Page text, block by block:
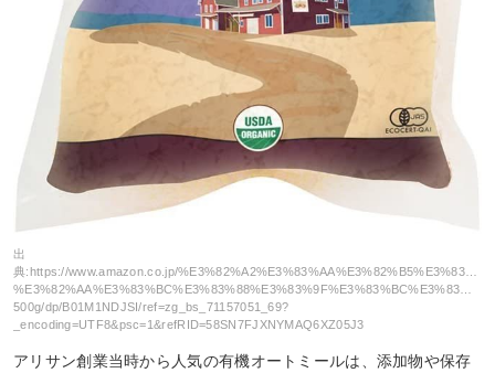
出
典:https://www.amazon.co.jp/
%E3%82%AA%E3%83%BC%E3%83%88%E3%83%9F%E3%83%BC%E3%83%AB-
500g/dp/B01M1NDJSI/ref=zg_bs_71157051_69?
_encoding=UTF8&psc=1&refRID=58SN7FJXNYMAQ6XZ05J3
アリサン創業当時から人気の有機オートミールは、添加物や保存